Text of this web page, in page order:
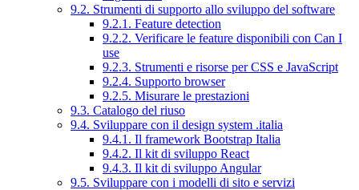
9.2. Strumenti di supporto allo sviluppo del software
9.2.1. Feature detection
9.2.2. Verificare le feature disponibili con Can I
use
9.2.3. Strumenti e risorse per CSS e JavaScript
9.2.4. Supporto browser
9.2.5. Misurare le prestazioni
9.3. Catalogo del riuso
9.4. Sviluppare con il design system .italia
9.4.1. Il framework Bootstrap Italia
9.4.2. Il kit di sviluppo React
9.4.3. Il kit di sviluppo Angular
9.5. Sviluppare con i modelli di sito e servizi